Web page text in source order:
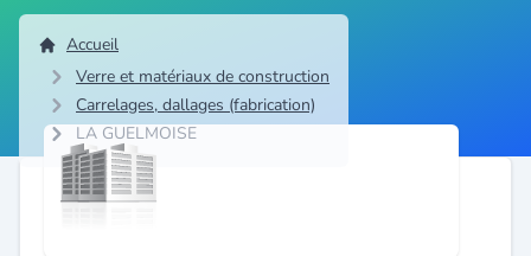
Accueil
Verre et matériaux de construction
Carrelages, dallages (fabrication)
LA GUELMOISE